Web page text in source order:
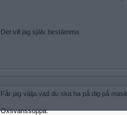
Det vill jag själv bestämma
Får jag välja vad du ska ha på dig på
Oxsvanssoppa.